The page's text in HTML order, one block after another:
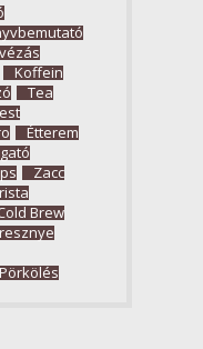
Koffein
Tea
Étterem
Zacc
Brew
Pörkölés